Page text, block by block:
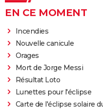
EN CE MOMENT
Incendies
Nouvelle canicule
Orages
Mort de Jorge Messi
Résultat Loto
Lunettes pour l'éclipse
Carte de l'éclipse solaire